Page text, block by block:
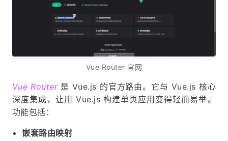
Vue Router 官网
Vue Router是 Vue.js 的官方路由。它与 Vue.js 核心
深度集成，让用 Vue.js 构建单页应用变得轻而易举。
功能包括：
嵌套路由映射